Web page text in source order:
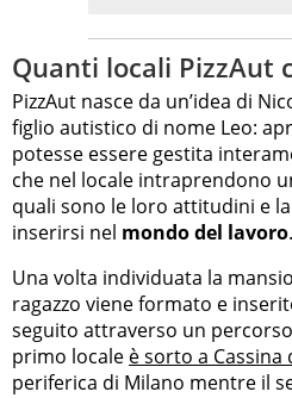
Quanti locali PizzAut
PizzAut nasce da un’idea di
figlio autistico di nome Leo:
potesse essere gestita
che nel locale intraprendono
quali sono le loro attitudini e
inserirsi nel mondo del lavoro.
Una volta individuata la
ragazzo viene formato e
seguito attraverso un
primo locale è sorto a Cassina
periferica di Milano mentre il